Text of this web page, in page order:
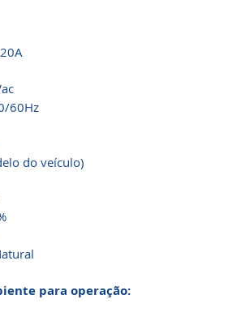
60Hz
do veículo)
para operação: